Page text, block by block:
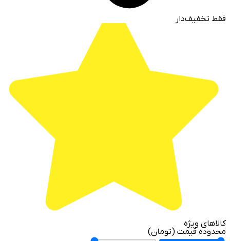
فقط تخفیف‌دار
کالاهای ویژه
محدوده قیمت (تومان)